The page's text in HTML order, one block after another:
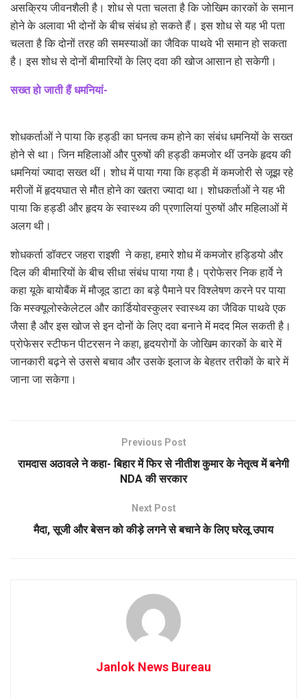
असक्रिय जीवनशैली है। शोध से पता चलता है कि जोखिम कारकों के समान
होने के अलावा भी दोनों के बीच संबंध हो सकते हैं। इस शोध से यह भी पता
चलता है कि दोनों तरह की समस्याओं का जैविक पाथवे भी समान हो सकता
है। इस शोध से दोनों बीमारियों के लिए दवा की खोज आसान हो सकेगी।
सख्त हो जाती हैं धमनियां-
शोधकर्ताओं ने पाया कि हड्डी का घनत्व कम होने का संबंध धमनियों के सख्त
होने से था। जिन महिलाओं और पुरुषों की हड्डी कमजोर थीं उनके हृदय की
धमनियां ज्यादा सख्त थीं। शोध में पाया गया कि हड्डी में कमजोरी से जूझ रहे
मरीजों में हृदयघात से मौत होने का खतरा ज्यादा था। शोधकर्ताओं ने यह भी
पाया कि हड्डी और हृदय के स्वास्थ्य की प्रणालियां पुरुषों और महिलाओं में
अलग थी।
शोधकर्ता डॉक्टर जहरा राइशी ने कहा, हमारे शोध में कमजोर हड्डियो और
दिल की बीमारियों के बीच सीधा संबंध पाया गया है। प्रोफेसर निक हार्वे ने
कहा यूके बायोबैंक में मौजूद डाटा का बड़े पैमाने पर विश्लेषण करने पर पाया
कि मस्क्यूलोस्केलेटल और कार्डियोवस्कुलर स्वास्थ्य का जैविक पाथवे एक
जैसा है और इस खोज से इन दोनों के लिए दवा बनाने में मदद मिल सकती है।
प्रोफेसर स्टीफन पीटरसन ने कहा, हृदयरोगों के जोखिम कारकों के बारे में
जानकारी बढ़ने से उससे बचाव और उसके इलाज के बेहतर तरीकों के बारे में
जाना जा सकेगा।
Previous Post
रामदास अठावले ने कहा- बिहार में फिर से नीतीश कुमार के नेतृत्व में बनेगी
NDA की सरकार
Next Post
मैदा, सूजी और बेसन को कीड़े लगने से बचाने के लिए घरेलू उपाय
Janlok News Bureau